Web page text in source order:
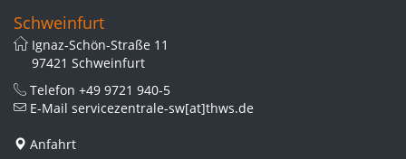
Schweinfurt
Ignaz-Schön-Straße 11
97421 Schweinfurt
Telefon +49 9721 940-5
E-Mail servicezentrale-sw[at]thws.de
Anfahrt